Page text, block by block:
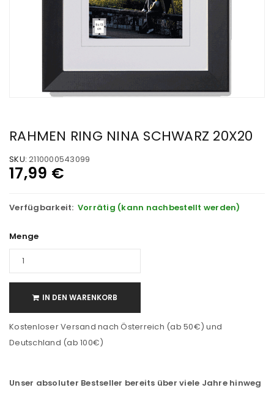
RAHMEN RING NINA SCHWARZ 20X20
SKU: 2110000543099
17,99 €
Verfügbarkeit: Vorrätig (kann nachbestellt werden)
Menge
IN DEN WARENKORB
Kostenloser Versand nach Österreich (ab 50€) und
Deutschland (ab 100€)
Unser absoluter Bestseller bereits über viele Jahre hinweg